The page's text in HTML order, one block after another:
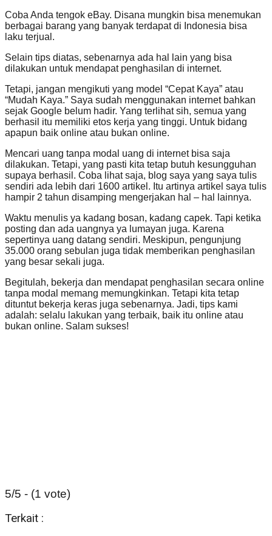
Coba Anda tengok eBay. Disana mungkin bisa menemukan
berbagai barang yang banyak terdapat di Indonesia bisa
laku terjual.
Selain tips diatas, sebenarnya ada hal lain yang bisa
dilakukan untuk mendapat penghasilan di internet.
Tetapi, jangan mengikuti yang model “Cepat Kaya” atau
“Mudah Kaya.” Saya sudah menggunakan internet bahkan
sejak Google belum hadir. Yang terlihat sih, semua yang
berhasil itu memiliki etos kerja yang tinggi. Untuk bidang
apapun baik online atau bukan online.
Mencari uang tanpa modal uang di internet bisa saja
dilakukan. Tetapi, yang pasti kita tetap butuh kesungguhan
supaya berhasil. Coba lihat saja, blog saya yang saya tulis
sendiri ada lebih dari 1600 artikel. Itu artinya artikel saya tulis
hampir 2 tahun disamping mengerjakan hal – hal lainnya.
Waktu menulis ya kadang bosan, kadang capek. Tapi ketika
posting dan ada uangnya ya lumayan juga. Karena
sepertinya uang datang sendiri. Meskipun, pengunjung
35.000 orang sebulan juga tidak memberikan penghasilan
yang besar sekali juga.
Begitulah, bekerja dan mendapat penghasilan secara online
tanpa modal memang memungkinkan. Tetapi kita tetap
dituntut bekerja keras juga sebenarnya. Jadi, tips kami
adalah: selalu lakukan yang terbaik, baik itu online atau
bukan online. Salam sukses!
5/5 - (1 vote)
Terkait :